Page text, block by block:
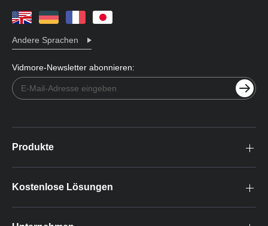
Andere Sprachen
Vidmore-Newsletter abonnieren:
Produkte
Kostenlose Lösungen